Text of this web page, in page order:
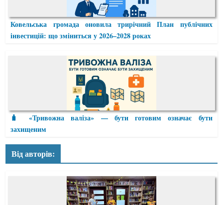
Ковельська громада оновила трирічний План публічних
інвестицій: що зміниться у 2026–2028 роках
🧳 «Тривожна валіза» — бути готовим означає бути
захищеним
Від авторів: